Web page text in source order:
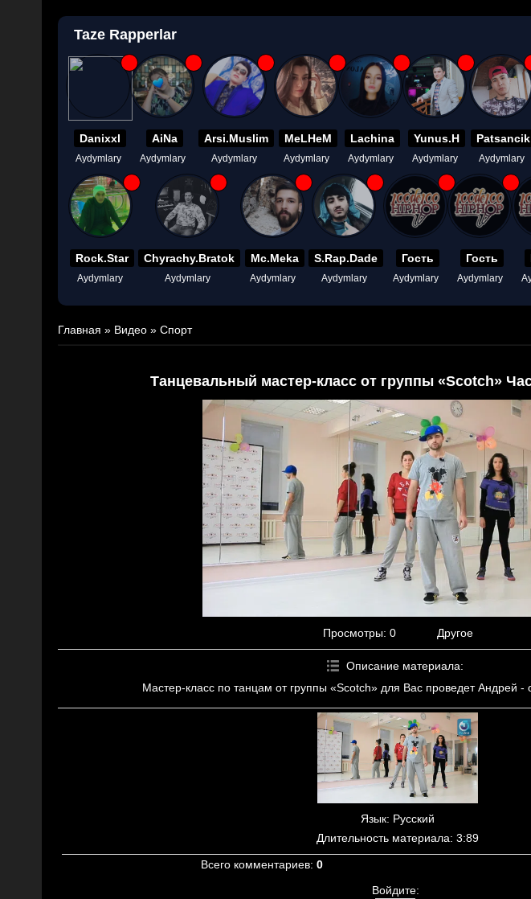
Taze Rapperlar
Danixxl
Aydymlary
AiNa
Aydymlary
Arsi.Muslim
Aydymlary
MeLHeM
Aydymlary
Lachina
Aydymlary
Yunus.H
Aydymlary
Patsancik
Aydymlary
Rock.Star
Aydymlary
Chyrachy.Bratok
Aydymlary
Mc.Meka
Aydymlary
S.Rap.Dade
Aydymlary
Гость
Aydymlary
Гость
Aydymlary
Главная » Видео » Спорт
Танцевальный мастер-класс от группы «Scotch»
Просмотры: 0 Другое
Описание материала:
Мастер-класс по танцам от группы «Scotch» для Вас проведет Андрей -
Язык: Русский
Длительность материала: 3:89
Всего комментариев: 0
Войдите: